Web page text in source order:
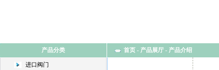
产品分类
进口阀门
首页 - 产品展厅 - 产品介绍